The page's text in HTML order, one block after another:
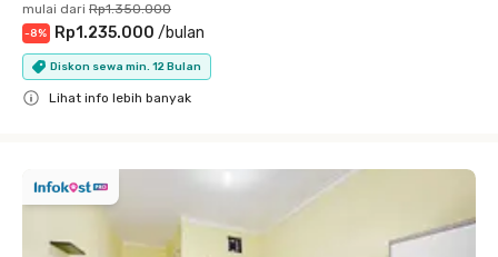
mulai dari Rp1.350.000
-8% Rp1.235.000 /bulan
Diskon sewa min. 12 Bulan
Lihat info lebih banyak